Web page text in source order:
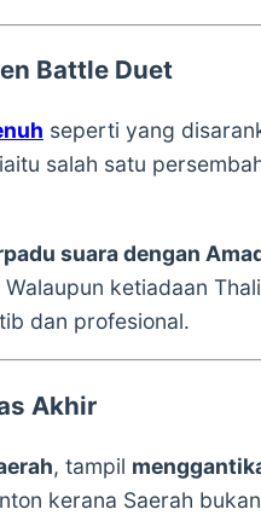
Battle Duet
seperti yang
salah satu
suara dengan
ketiadaan
dan profesional.
Akhir
, tampil
kerana Saerah